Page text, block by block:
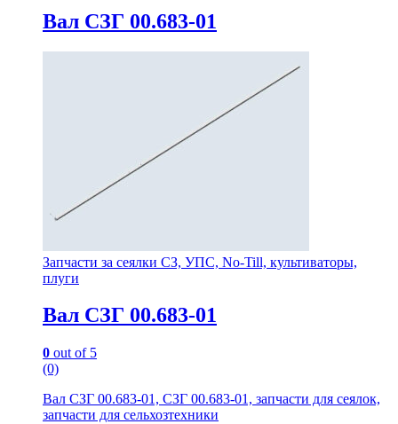
Вал СЗГ 00.683-01
Запчасти за сеялки СЗ, УПС, No-Till, культиваторы,
плуги
Вал СЗГ 00.683-01
0 out of 5
(0)
Вал СЗГ 00.683-01, СЗГ 00.683-01, запчасти для сеялок,
запчасти для сельхозтехники